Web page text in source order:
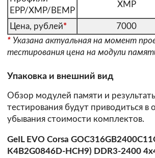
EPP/XMP/BEMP
XMP
Цена, рублей* 7000
* Указана актуальная на момент
тестирования цена на модули
Упаковка и внешний вид
Обзор модулей памяти и
тестирования будут приводиться в
убывания стоимости комплектов.
GeIL EVO Corsa
K4B2G0846D-HCH9) DDR3-2400